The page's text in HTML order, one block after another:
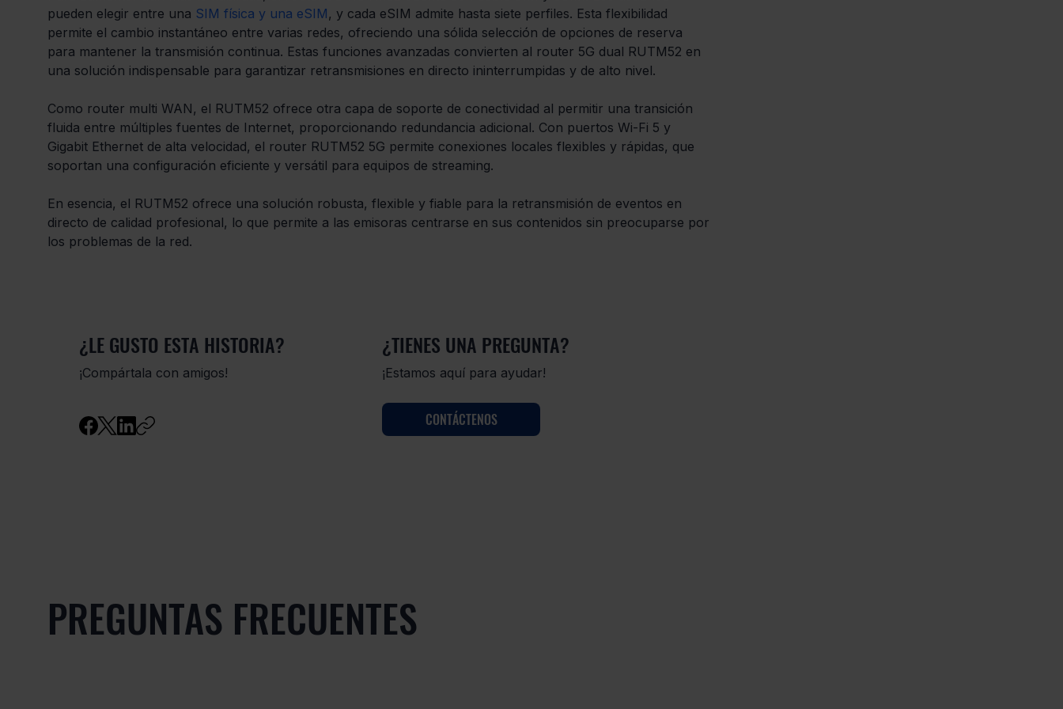
pueden elegir entre una SIM física y una eSIM , y cada eSIM admite hasta siete perfiles. Esta flexibilidad
permite el cambio instantáneo entre varias redes, ofreciendo una sólida selección de opciones de reserva
para mantener la transmisión continua. Estas funciones avanzadas convierten al router 5G dual RUTM52 en
una solución indispensable para garantizar retransmisiones en directo ininterrumpidas y de alto nivel.
Como router multi WAN, el RUTM52 ofrece otra capa de soporte de conectividad al permitir una transición
fluida entre múltiples fuentes de Internet, proporcionando redundancia adicional. Con puertos Wi-Fi 5 y
Gigabit Ethernet de alta velocidad, el router RUTM52 5G permite conexiones locales flexibles y rápidas, que
soportan una configuración eficiente y versátil para equipos de streaming.
En esencia, el RUTM52 ofrece una solución robusta, flexible y fiable para la retransmisión de eventos en
directo de calidad profesional, lo que permite a las emisoras centrarse en sus contenidos sin preocuparse por
los problemas de la red.
¿LE GUSTO ESTA HISTORIA?
​¡Compártala con amigos!
¿TIENES UNA PREGUNTA?
¡Estamos aquí para ayudar!
CONTÁCTENOS
PREGUNTAS FRECUENTES